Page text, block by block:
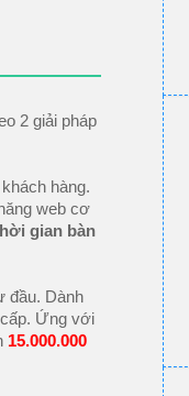
2 giải pháp
hàng.
web cơ
gian bàn
đầu. Dành
Ứng với
15.000.000